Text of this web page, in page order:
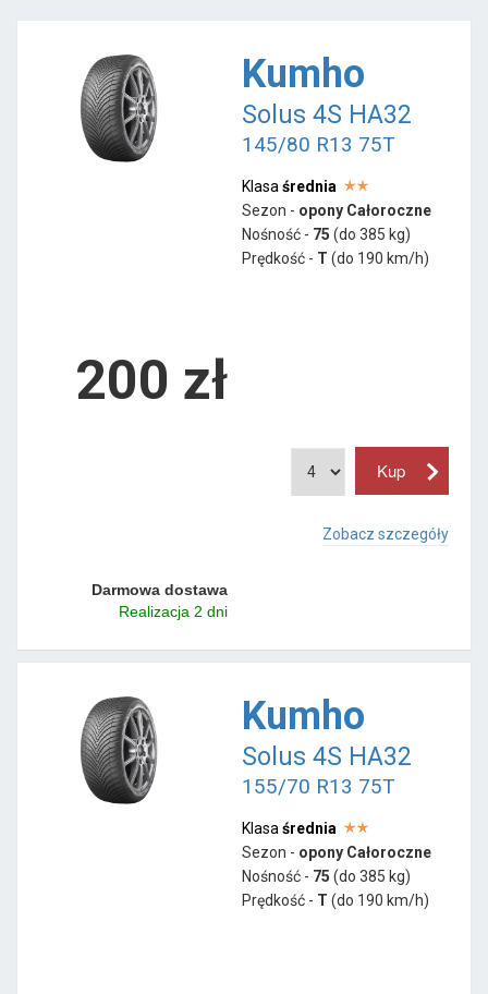
Kumho
Solus 4S HA32
145/80 R13 75T
Klasa średnia
Sezon - opony Całoroczne
Nośność - 75 (do 385 kg)
Prędkość - T (do 190 km/h)
200 zł
Zobacz szczegóły
Darmowa dostawa
Realizacja 2 dni
Kumho
Solus 4S HA32
155/70 R13 75T
Klasa średnia
Sezon - opony Całoroczne
Nośność - 75 (do 385 kg)
Prędkość - T (do 190 km/h)